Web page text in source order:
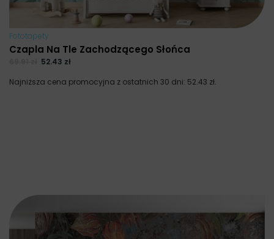
Fototapety
Czapla Na Tle Zachodzącego Słońca
52.43 zł
Najniższa cena promocyjna z ostatnich 30 dni: 52.43 zł.